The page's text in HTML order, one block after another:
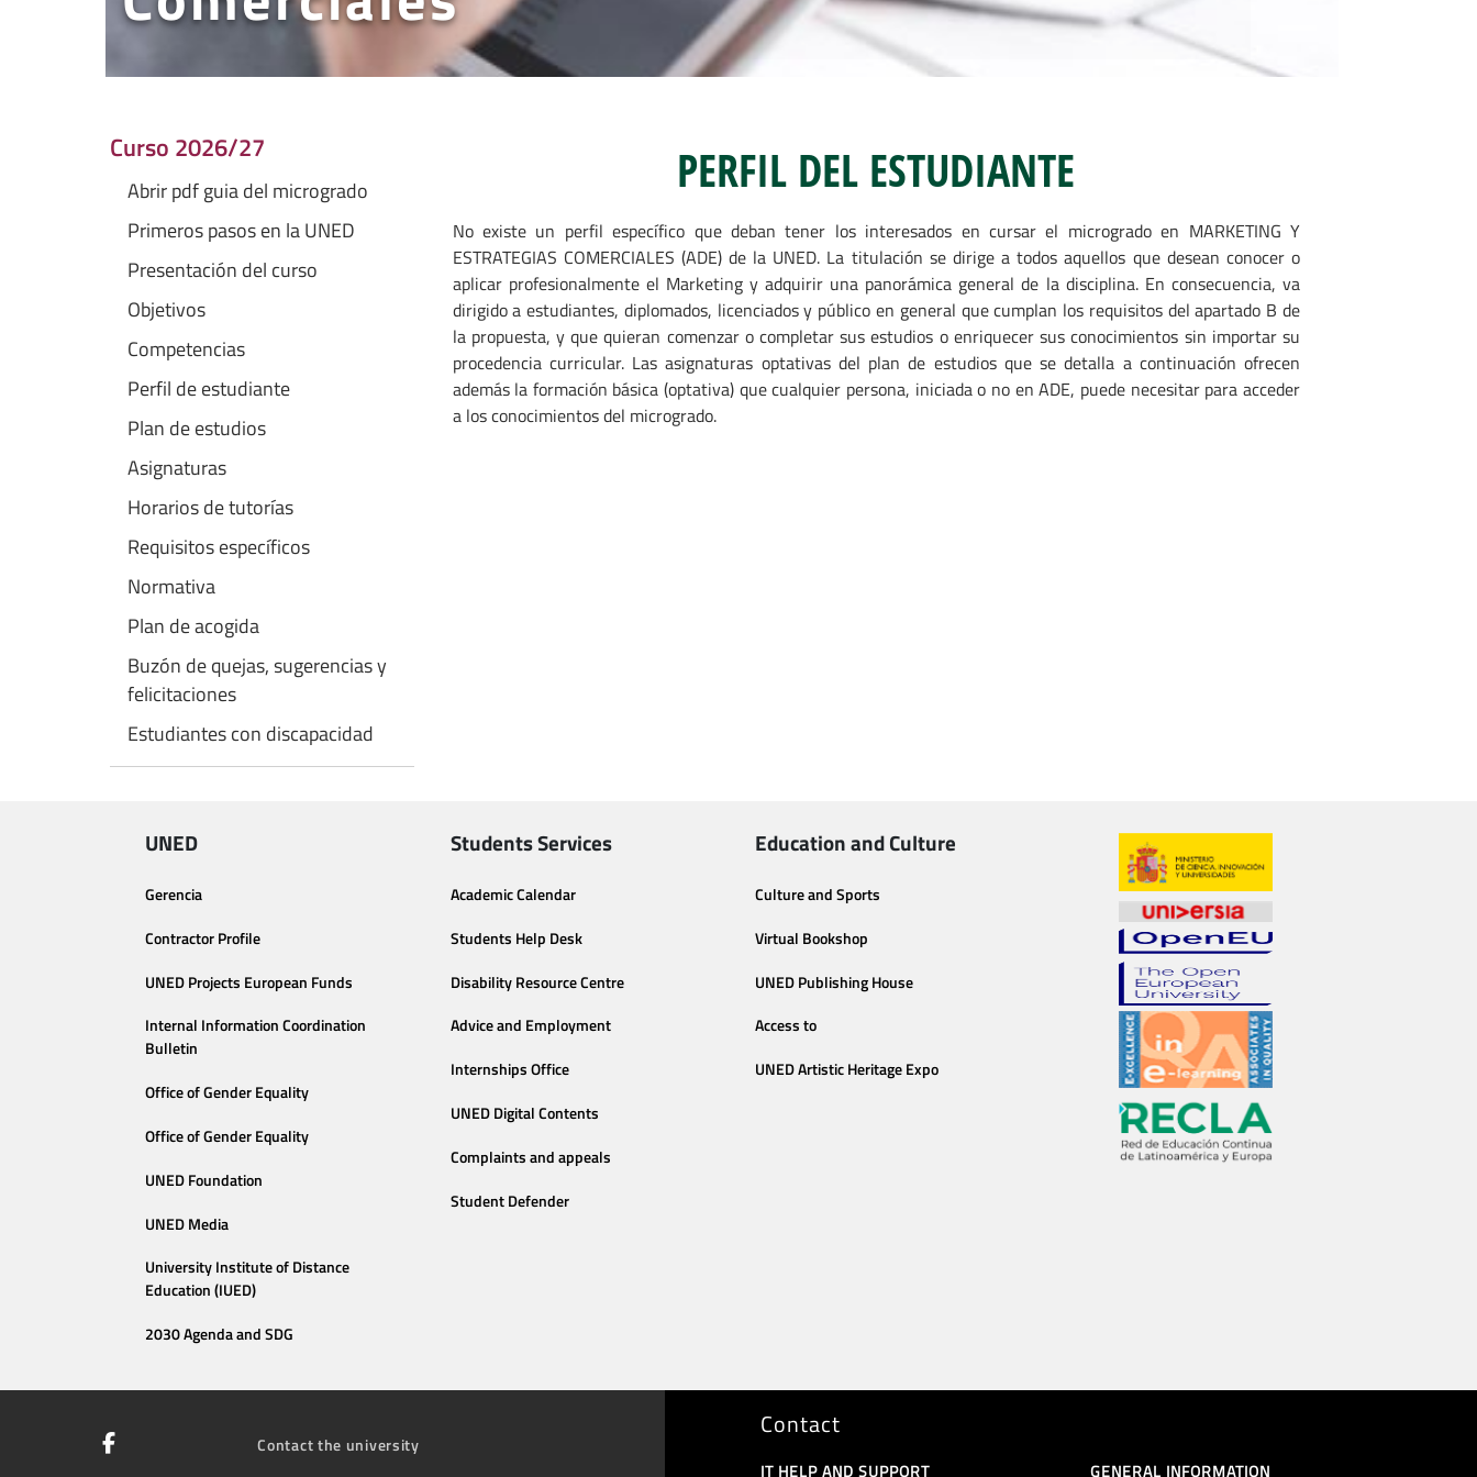
Curso 2026/27
Abrir pdf guia del microgrado
Primeros pasos en la UNED
Presentación del curso
Objetivos
Competencias
Perfil de estudiante
Plan de estudios
Asignaturas
Horarios de tutorías
Requisitos específicos
Normativa
Plan de acogida
Buzón de quejas, sugerencias y
felicitaciones
Estudiantes con discapacidad
PERFIL DEL ESTUDIANTE
No existe un perfil específico que deban tener los interesados en cursar el microgrado en MARKETING Y
ESTRATEGIAS COMERCIALES (ADE) de la UNED. La titulación se dirige a todos aquellos que desean conocer o
aplicar profesionalmente el Marketing y adquirir una panorámica general de la disciplina. En consecuencia, va
dirigido a estudiantes, diplomados, licenciados y público en general que cumplan los requisitos del apartado B de
la propuesta, y que quieran comenzar o completar sus estudios o enriquecer sus conocimientos sin importar su
procedencia curricular. Las asignaturas optativas del plan de estudios que se detalla a continuación ofrecen
además la formación básica (optativa) que cualquier persona, iniciada o no en ADE, puede necesitar para acceder
a los conocimientos del microgrado.
UNED
Gerencia
Contractor Profile
UNED Projects European Funds
Internal Information Coordination
Bulletin
Office of Gender Equality
Office of Gender Equality
UNED Foundation
UNED Media
University Institute of Distance
Education (IUED)
2030 Agenda and SDG
Students Services
Academic Calendar
Students Help Desk
Disability Resource Centre
Advice and Employment
Internships Office
UNED Digital Contents
Complaints and appeals
Student Defender
Education and Culture
Culture and Sports
Virtual Bookshop
UNED Publishing House
Access to
UNED Artistic Heritage Expo
Contact the university
Contact
IT HELP AND SUPPORT GENERAL INFORMATION